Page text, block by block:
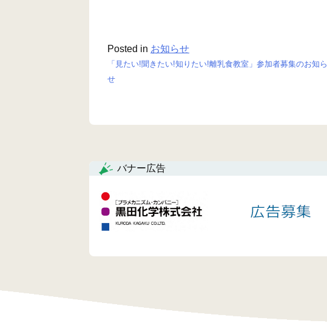
Posted in お知らせ
投
ナ
ゲ
ー
シ
「見たい!聞きたい!知りたい!離乳食教室」参加者募集のお知ら
せ
バナー広告